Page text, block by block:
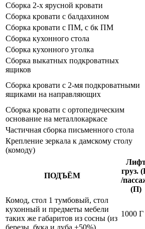
Сборка 2-х ярусной кровати
Сборка кровати с балдахином
Сборка кровати с ПМ, с бк ПМ
Сборка кухонного стола
Сборка кухонного уголка
Сборка выкатных подкроватных
ящиков
Сборка кровати с 2-мя подкроватными
ящиками на направляющих
Сборка кровати с ортопедическим
основание на металлокаркасе
Частичная сборка письменного стола
Крепление зеркала к дамскому столу
(комоду)
ПОДЪЁМ
груз.
/
(П)
Комод, стол 1 тумбовый, стол
кухонный и предметы мебели
таких же габаритов из сосны (из
березы, бука и дуба +50%)
1000 Г